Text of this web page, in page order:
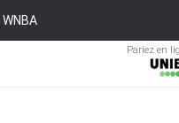
WNBA
Pariez en